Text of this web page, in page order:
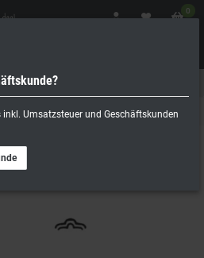
0
Umsatzsteuer und Geschäftskunden